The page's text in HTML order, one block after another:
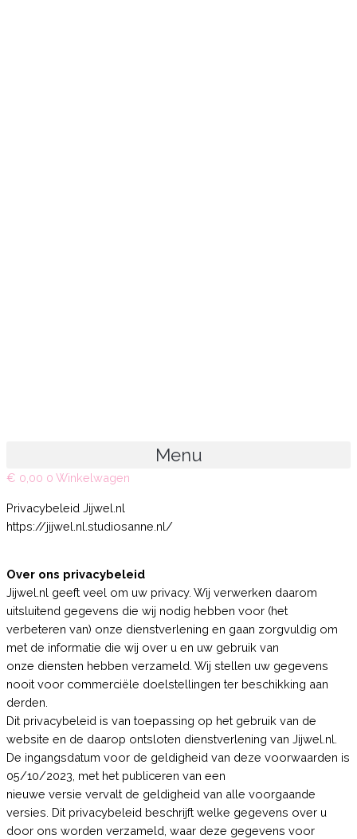
Menu
€ 0,00 0 Winkelwagen
Privacybeleid Jijwel.nl
https://jijwel.nl.studiosanne.nl/
Over ons privacybeleid
Jijwel.nl geeft veel om uw privacy. Wij verwerken daarom
uitsluitend gegevens die wij nodig hebben voor (het
verbeteren van) onze dienstverlening en gaan zorgvuldig om
met de informatie die wij over u en uw gebruik van
onze diensten hebben verzameld. Wij stellen uw gegevens
nooit voor commerciële doelstellingen ter beschikking aan
derden.
Dit privacybeleid is van toepassing op het gebruik van de
website en de daarop ontsloten dienstverlening van Jijwel.nl.
De ingangsdatum voor de geldigheid van deze voorwaarden is
05/10/2023, met het publiceren van een
nieuwe versie vervalt de geldigheid van alle voorgaande
versies. Dit privacybeleid beschrijft welke gegevens over u
door ons worden verzameld, waar deze gegevens voor